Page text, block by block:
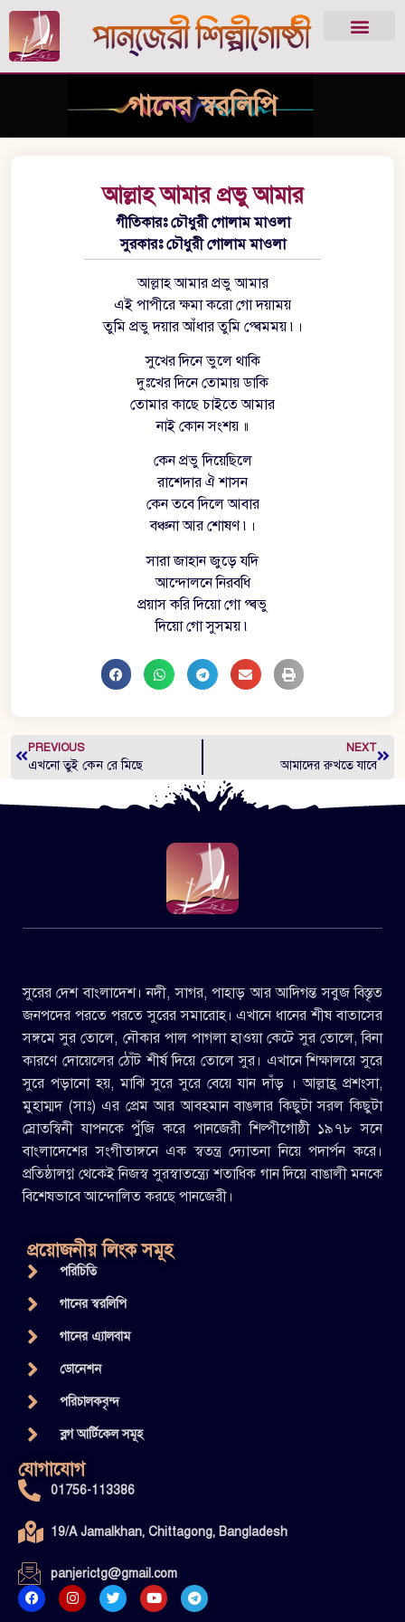
গানের স্বরলিপি
আল্লাহ আমার প্রভু আমার
গীতিকারঃ চৌধুরী গোলাম মাওলা
সুরকারঃ চৌধুরী গোলাম মাওলা
আল্লাহ আমার প্রভু আমার
এই পাপীরে ক্ষমা করো গো দয়াময়
তুমি প্রভু দয়ার আঁধার তুমি প্ৰেমময় ৷।
সুখের দিনে ভুলে থাকি
দুঃখের দিনে তোমায় ডাকি
তোমার কাছে চাইতে আমার
নাই কোন সংশয় ॥
কেন প্রভু দিয়েছিলে
রাশেদার ঐ শাসন
কেন তবে দিলে আবার
বঞ্চনা আর শোষণ ৷।
সারা জাহান জুড়ে যদি
আন্দোলনে নিরবধি
প্রয়াস করি দিয়ো গো প্ৰভু
দিয়ো গো সুসময় ৷
PREVIOUS
এখনো তুই কেন রে মিছে
NEXT
আমাদের রুখতে যাবে
সুরের দেশ বাংলাদেশ। নদী, সাগর, পাহাড় আর আদিগন্ত সবুজ বিস্তৃত
জনপদের পরতে পরতে সুরের সমারোহ। এখানে ধানের শীষ বাতাসের
সঙ্গমে সুর তোলে, নৌকার পাল পাগলা হাওয়া কেটে সুর তোলে, বিনা
কারণে দোয়েলের ঠোঁট শীর্ষ দিয়ে তোলে সুর। এখানে শিক্ষালয়ে সুরে
সুরে পড়ানো হয়, মাঝি সুরে সুরে বেয়ে যান দাঁড় । আল্লাহ্র প্রশংসা,
মুহাম্মদ (সাঃ) এর প্রেম আর আবহমান বাঙলার কিছুটা সরল কিছুটা
স্রোতস্বিনী যাপনকে পুঁজি করে পানজেরী শিল্পীগোষ্ঠী ১৯৭৮ সনে
বাংলাদেশের সংগীতাঙ্গনে এক স্বতন্ত্র দ্যোতনা নিয়ে পদার্পন করে।
প্রতিষ্ঠালগ্ন থেকেই নিজস্ব সুরস্বাতন্ত্র্যে শতাধিক গান দিয়ে বাঙালী মনকে
বিশেষভাবে আন্দোলিত করছে পানজেরী।
প্রয়োজনীয় লিংক সমূহ
পরিচিতি
গানের স্বরলিপি
গানের এ্যালবাম
ডোনেশন
পরিচালকবৃন্দ
ব্লগ আর্টিকেল সমূহ
যোগাযোগ
01756-113386
19/A Jamalkhan, Chittagong, Bangladesh
panjerictg@gmail.com